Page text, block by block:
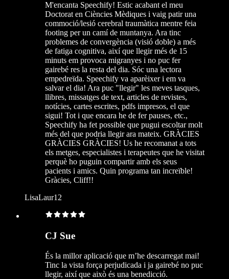
M'encanta Speechify! Estic acabant el meu
Doctorat en Ciències Mèdiques i vaig patir una
commoció/lesió cerebral traumàtica mentre feia
footing per un camí de muntanya. Ara tinc
problemes de convergència (visió doble) a més
de fatiga cognitiva, així que llegir més de 15
minuts em provoca migranyes i no puc fer
gairebé res la resta del dia. Sóc una lectora
empedreïda. Speechify va aparèixer i em va
salvar el dia! Ara puc "llegir" les meves tasques,
llibres, missatges de text, articles de revistes,
notícies, cartes escrites, pdfs impresos, el que
sigui! Tot i que encara he de fer pauses, etc.,
Speechify ha fet possible que pugui escoltar molt
més del que podria llegir ara mateix. GRÀCIES
GRÀCIES GRÀCIES! Us he recomanat a tots
els metges, especialistes i terapeutes que he visitat
perquè ho puguin compartir amb els seus
pacients i amics. Quin programa tan increïble!
Gràcies, Cliff!!
LisaLaur12
CJ Sue
És la millor aplicació que m’he descarregat mai!
Tinc la vista força perjudicada i ja gairebé no puc
llegir, així que això és una benedicció.